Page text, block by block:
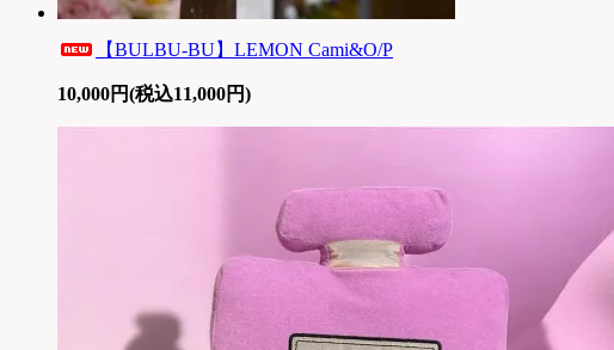
【BULBU-BU】LEMON Cami&O/P
10,000円(税込11,000円)